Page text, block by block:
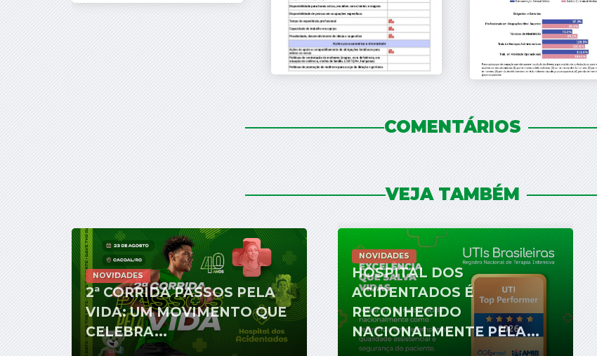
COMENTÁRIOS
VEJA TAMBÉM
NOVIDADES
2ª CORRIDA PASSOS PELA
VIDA: UM MOVIMENTO QUE
CELEBRA...
NOVIDADES
HOSPITAL DOS
ACIDENTADOS É
RECONHECIDO
NACIONALMENTE PELA...